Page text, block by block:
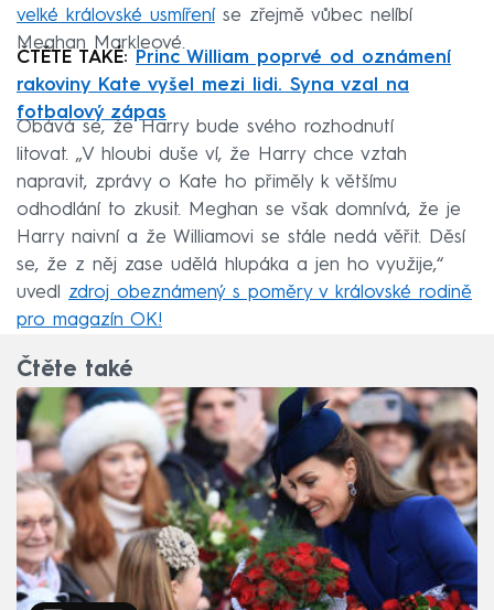
velké královské usmíření se zřejmě vůbec nelíbí
Meghan Markleové.
ČTĚTE TAKÉ: Princ William poprvé od oznámení
rakoviny Kate vyšel mezi lidi. Syna vzal na
fotbalový zápas
Obává se, že Harry bude svého rozhodnutí
litovat. „V hloubi duše ví, že Harry chce vztah
napravit, zprávy o Kate ho přiměly k většímu
odhodlání to zkusit. Meghan se však domnívá, že je
Harry naivní a že Williamovi se stále nedá věřit. Děsí
se, že z něj zase udělá hlupáka a jen ho využije,“
uvedl zdroj obeznámený s poměry v královské rodině
pro magazín OK!
Čtěte také